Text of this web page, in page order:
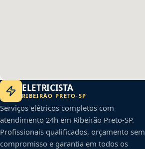
ELETRICISTA
RIBEIRÃO PRETO-SP
Serviços elétricos completos com
atendimento 24h em Ribeirão Preto-SP.
Profissionais qualificados, orçamento sem
compromisso e garantia em todos os